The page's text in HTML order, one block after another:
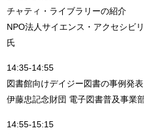
チャティ・ライブラリーの紹介
NPO法人サイエンス・アクセシビ
氏
14:35-14:55
図書館向けデイジー図書の事例発
伊藤忠記念財団 電子図書普及事業
14:55-15:15